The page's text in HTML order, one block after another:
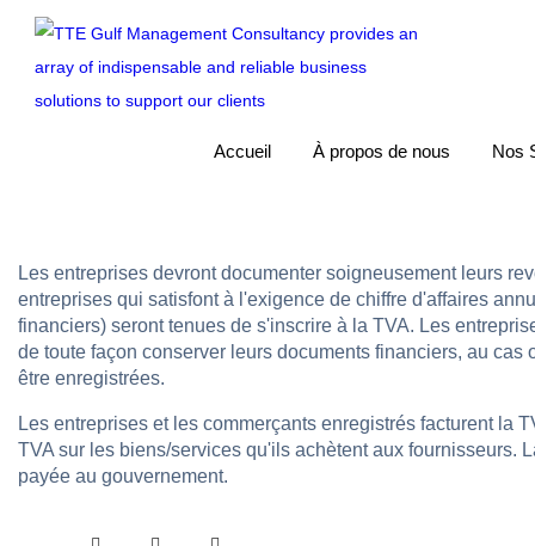
Accueil À propos de nous Nos
Les entreprises devront documenter soigneusement leurs
entreprises qui satisfont à l'exigence de chiffre d'affaires
financiers) seront tenues de s'inscrire à la TVA. Les
de toute façon conserver leurs documents financiers, au
être enregistrées.
Les entreprises et les commerçants enregistrés facturent la
TVA sur les biens/services qu'ils achètent aux fournisseurs.
payée au gouvernement.